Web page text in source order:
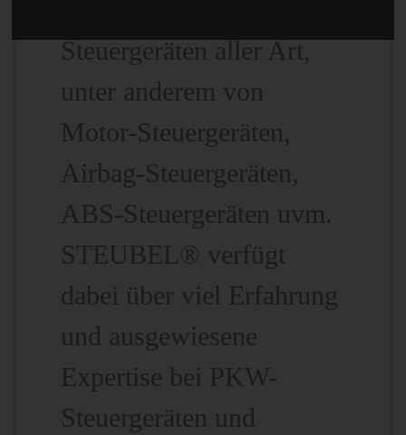
Steuergeräten aller Art,
unter anderem von
Motor-Steuergeräten,
Airbag-Steuergeräten,
ABS-Steuergeräten uvm.
STEUBEL® verfügt
dabei über viel Erfahrung
und ausgewiesene
Expertise bei PKW-
Steuergeräten und